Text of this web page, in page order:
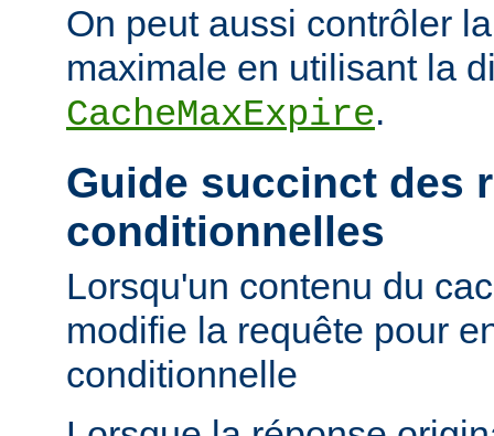
On peut aussi contrôler
maximale en utilisant la
CacheMaxExpire.
Guide succinct des
conditionnelles
Lorsqu'un contenu du
modifie la requête pour
conditionnelle